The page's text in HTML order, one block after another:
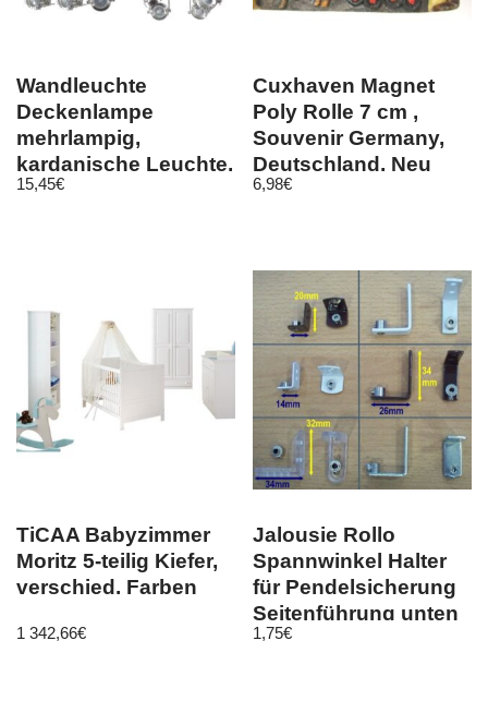
Wandleuchte
Deckenlampe
mehrlampig,
kardanische Leuchte,
Spot, Strahler Decke
15,45€
Cuxhaven Magnet
Poly Rolle 7 cm ,
Souvenir Germany,
Deutschland, Neu
6,98€
TiCAA Babyzimmer
Moritz 5-teilig Kiefer,
verschied. Farben
1 342,66€
Jalousie Rollo
Spannwinkel Halter
für Pendelsicherung
Seitenführung unten
neu 1x
1,75€